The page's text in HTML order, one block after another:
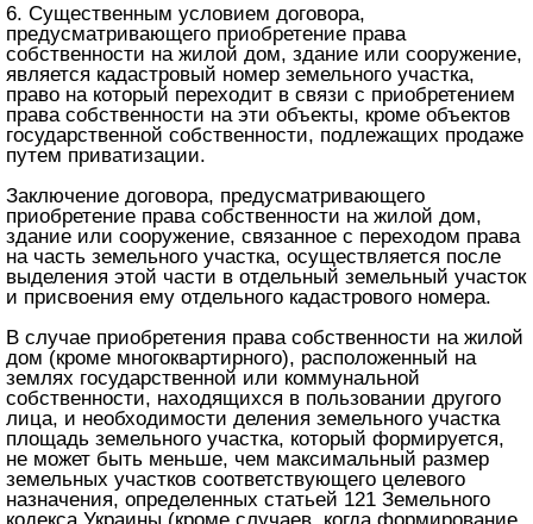
6. Существенным условием договора,
предусматривающего приобретение права
собственности на жилой дом, здание или сооружение,
является кадастровый номер земельного участка,
право на который переходит в связи с приобретением
права собственности на эти объекты, кроме объектов
государственной собственности, подлежащих продаже
путем приватизации.
Заключение договора, предусматривающего
приобретение права собственности на жилой дом,
здание или сооружение, связанное с переходом права
на часть земельного участка, осуществляется после
выделения этой части в отдельный земельный участок
и присвоения ему отдельного кадастрового номера.
В случае приобретения права собственности на жилой
дом (кроме многоквартирного), расположенный на
землях государственной или коммунальной
собственности, находящихся в пользовании другого
лица, и необходимости деления земельного участка
площадь земельного участка, который формируется,
не может быть меньше, чем максимальный размер
земельных участков соответствующего целевого
назначения, определенных статьей 121 Земельного
кодекса Украины (кроме случаев, когда формирование